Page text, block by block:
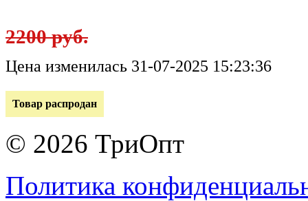
2200 руб.
Цена изменилась 31-07-2025 15:23:36
Товар распродан
© 2026 ТриОпт
Политика